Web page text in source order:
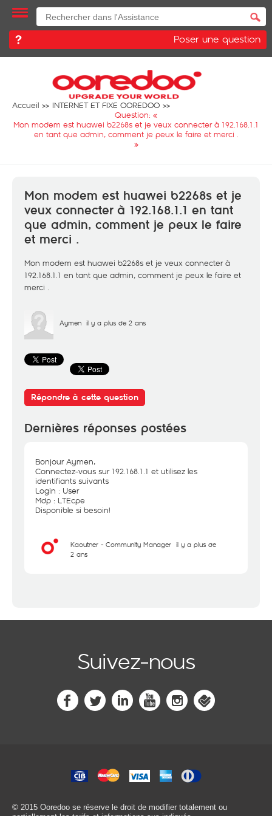
Poser une question
Accueil
INTERNET ET FIXE OOREDOO
Question: «
Mon modem est huawei b2268s et je veux connecter à 192.168.1.1
en tant que admin, comment je peux le faire et merci .
»
Mon modem est huawei b2268s et je
veux connecter à 192.168.1.1 en tant
que admin, comment je peux le faire
et merci .
Mon modem est huawei b2268s et je veux connecter à
192.168.1.1 en tant que admin, comment je peux le faire et
merci .
Aymen il y a plus de 2 ans
Répondre à cette question
Dernières réponses postées
Bonjour Aymen,
Connectez-vous sur 192.168.1.1 et utilisez les
identifiants suivants
Login : User
Mdp : LTEcpe
Disponible si besoin!
Kaouther - Community Manager il y a plus de
2 ans
Suivez-nous
© 2015 Ooredoo se réserve le droit de modifier totalement ou